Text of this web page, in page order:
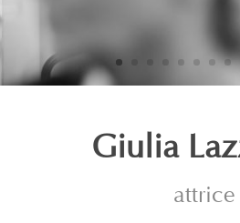
Giulia
attrice